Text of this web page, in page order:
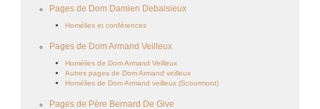
Pages de Dom Damien Debaisieux
Homélies et conférences
Pages de Dom Armand Veilleux
Homélies de Dom Armand Veilleux
Autres pages de Dom Armand veilleux
Homélies de Dom Armand veilleux (Scourmont)
Pages de Père Bernard De Give